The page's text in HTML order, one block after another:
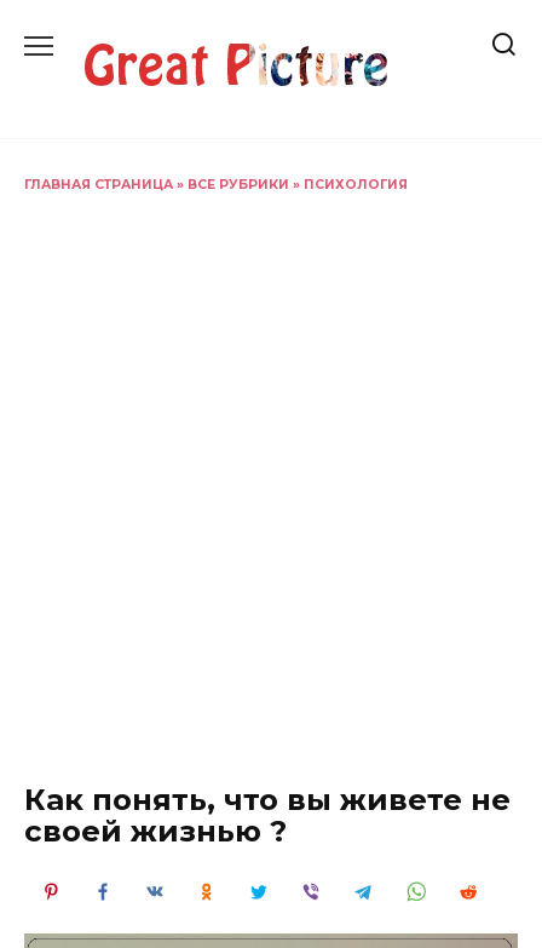
содержанию
ГЛАВНАЯ СТРАНИЦА » ВСЕ РУБРИКИ » ПСИХОЛОГИЯ
Как понять, что вы живете не
своей жизнью ?